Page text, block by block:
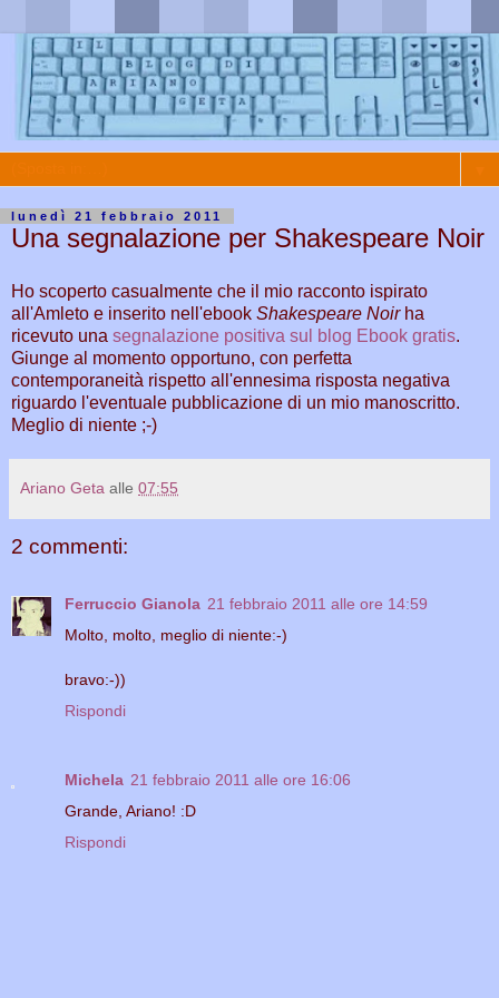
lunedì 21 febbraio 2011
Una segnalazione per Shakespeare Noir
Ho scoperto casualmente che il mio racconto ispirato
all'Amleto e inserito nell'ebook Shakespeare Noirha
ricevuto una segnalazione positiva sul blog Ebook gratis.
Giunge al momento opportuno, con perfetta
contemporaneità rispetto all'ennesima risposta negativa
riguardo l'eventuale pubblicazione di un mio manoscritto.
Meglio di niente ;-)
Ariano Geta alle 07:55
2 commenti:
Ferruccio Gianola 21 febbraio 2011 alle ore 14:59
Molto, molto, meglio di niente:-)
bravo:-))
Rispondi
Michela 21 febbraio 2011 alle ore 16:06
Grande, Ariano! :D
Rispondi